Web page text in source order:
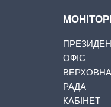
ОФІС
ВЕРХОВНА
РАДА
КАБІНЕТ